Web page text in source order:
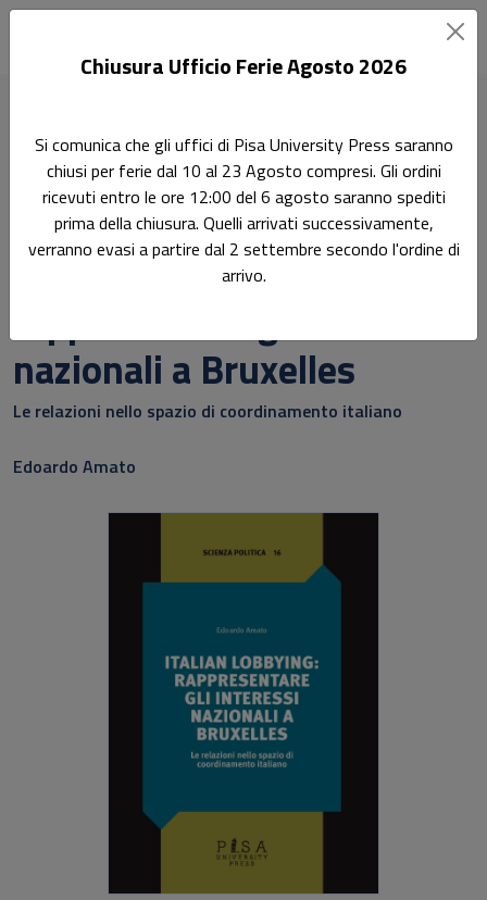
Italian lobbying: rappresentare gli interessi nazionali a
Bruxelles
Ricerca
Italian lobbying:
nazionali a Bruxelles
Le relazioni nello spazio di coordinamento italiano
Edoardo Amato
Chiusura Ufficio Ferie Agosto 2026
Si comunica che gli uffici di Pisa University Press saranno
chiusi per ferie dal 10 al 23 Agosto compresi. Gli ordini
ricevuti entro le ore 12:00 del 6 agosto saranno spediti
prima della chiusura. Quelli arrivati successivamente,
verranno evasi a partire dal 2 settembre secondo l'ordine di
arrivo.